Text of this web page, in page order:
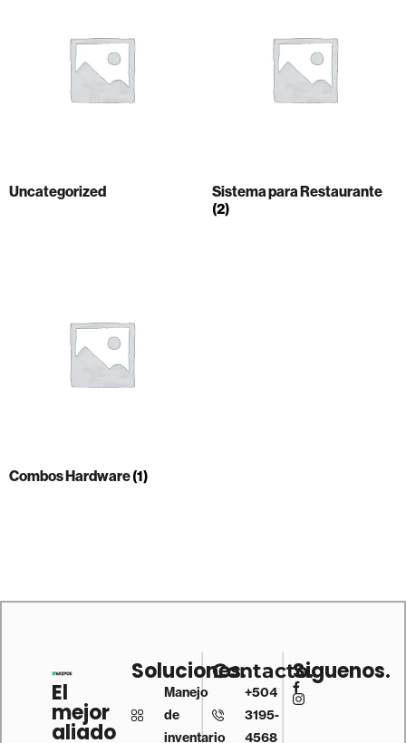
Uncategorized
Sistema para Restaurante
(2)
Combos Hardware(1)
El
mejor
aliado
Soluciones.
Manejo
de
inventario
Contacto.
+504
3195-
4568
Siguenos.